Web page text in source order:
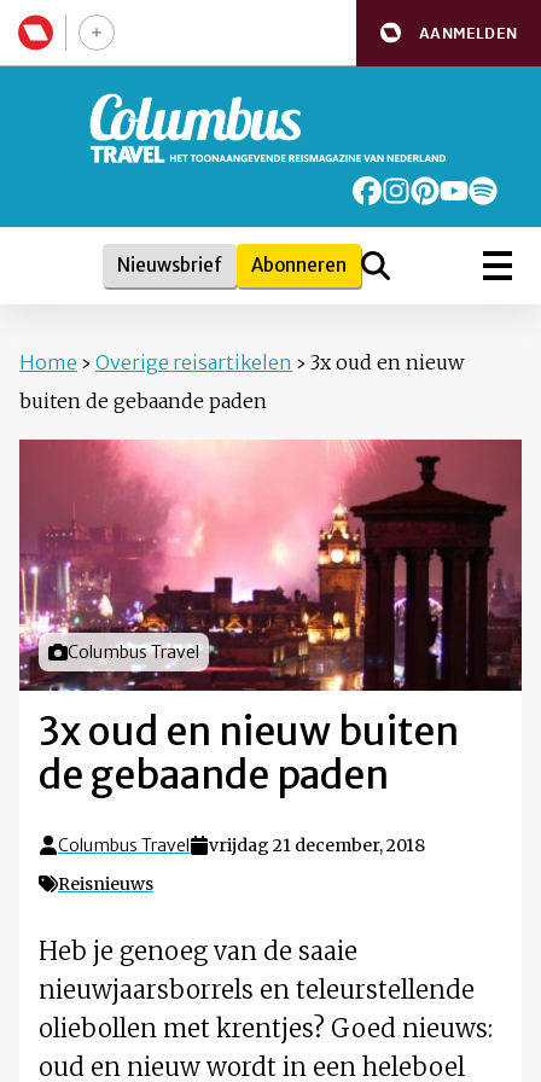
AANMELDEN
Nieuwsbrief Abonneren
Home › Overige reisartikelen › 3x oud en nieuw
buiten de gebaande paden
Foto door
Columbus Travel
3x oud en nieuw buiten
de gebaande paden
Columbus Travel
vrijdag 21 december, 2018
Reisnieuws
Heb je genoeg van de saaie
nieuwjaarsborrels en teleurstellende
oliebollen met krentjes? Goed nieuws:
oud en nieuw wordt in een heleboel